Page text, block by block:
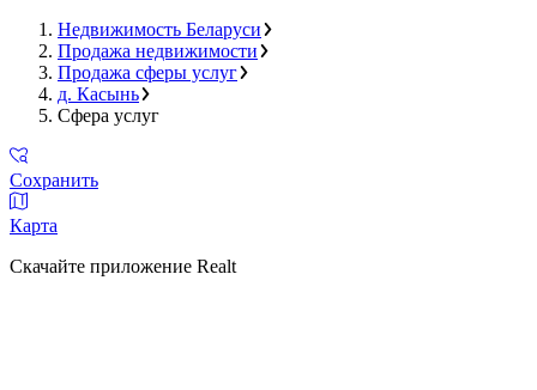
Недвижимость Беларуси
Продажа недвижимости
Продажа сферы услуг
д. Касынь
Сфера услуг
Сохранить
Карта
Скачайте приложение Realt